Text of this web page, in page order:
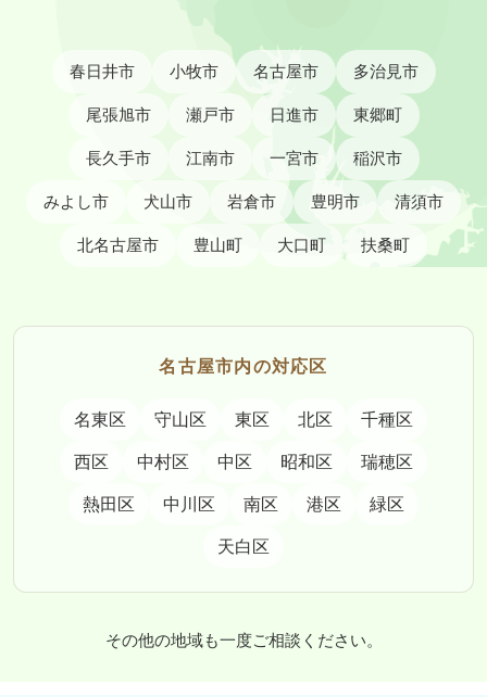
春日井市 小牧市 名古屋市 多治見市
尾張旭市 瀬戸市 日進市 東郷町
長久手市 江南市 一宮市 稲沢市
みよし市 犬山市 岩倉市 豊明市 清須市
北名古屋市 豊山町 大口町 扶桑町
名古屋市内の対応区
名東区 守山区 東区 北区 千種区
西区 中村区 中区 昭和区 瑞穂区
熱田区 中川区 南区 港区 緑区
天白区
その他の地域も一度ご相談ください。